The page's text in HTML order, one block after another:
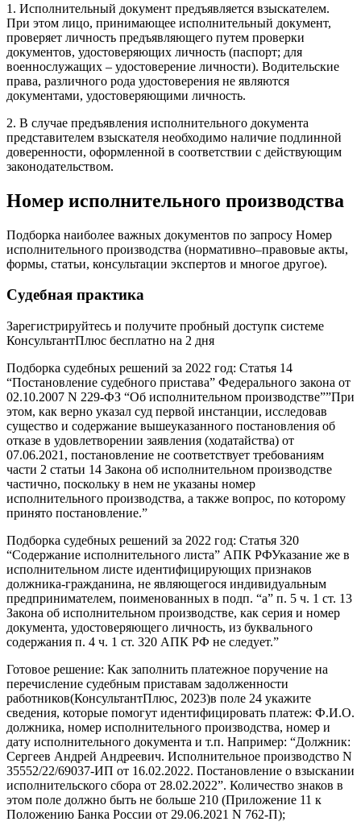
1. Исполнительный документ предъявляется взыскателем.
При этом лицо, принимающее исполнительный документ,
проверяет личность предъявляющего путем проверки
документов, удостоверяющих личность (паспорт; для
военнослужащих – удостоверение личности). Водительские
права, различного рода удостоверения не являются
документами, удостоверяющими личность.
2. В случае предъявления исполнительного документа
представителем взыскателя необходимо наличие подлинной
доверенности, оформленной в соответствии с действующим
законодательством.
Номер исполнительного производства
Подборка наиболее важных документов по запросу Номер
исполнительного производства (нормативно–правовые акты,
формы, статьи, консультации экспертов и многое другое).
Судебная практика
Зарегистрируйтесь и получите пробный доступк системе
КонсультантПлюс бесплатно на 2 дня
Подборка судебных решений за 2022 год: Статья 14
“Постановление судебного пристава” Федерального закона от
02.10.2007 N 229-ФЗ “Об исполнительном производстве””При
этом, как верно указал суд первой инстанции, исследовав
существо и содержание вышеуказанного постановления об
отказе в удовлетворении заявления (ходатайства) от
07.06.2021, постановление не соответствует требованиям
части 2 статьи 14 Закона об исполнительном производстве
частично, поскольку в нем не указаны номер
исполнительного производства, а также вопрос, по которому
принято постановление.”
Подборка судебных решений за 2022 год: Статья 320
“Содержание исполнительного листа” АПК РФУказание же в
исполнительном листе идентифицирующих признаков
должника-гражданина, не являющегося индивидуальным
предпринимателем, поименованных в подп. “а” п. 5 ч. 1 ст. 13
Закона об исполнительном производстве, как серия и номер
документа, удостоверяющего личность, из буквального
содержания п. 4 ч. 1 ст. 320 АПК РФ не следует.”
Готовое решение: Как заполнить платежное поручение на
перечисление судебным приставам задолженности
работников(КонсультантПлюс, 2023)в поле 24 укажите
сведения, которые помогут идентифицировать платеж: Ф.И.О.
должника, номер исполнительного производства, номер и
дату исполнительного документа и т.п. Например: “Должник:
Сергеев Андрей Андреевич. Исполнительное производство N
35552/22/69037-ИП от 16.02.2022. Постановление о взыскании
исполнительского сбора от 28.02.2022”. Количество знаков в
этом поле должно быть не больше 210 (Приложение 11 к
Положению Банка России от 29.06.2021 N 762-П);